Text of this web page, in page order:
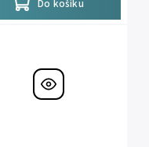
Do košíku